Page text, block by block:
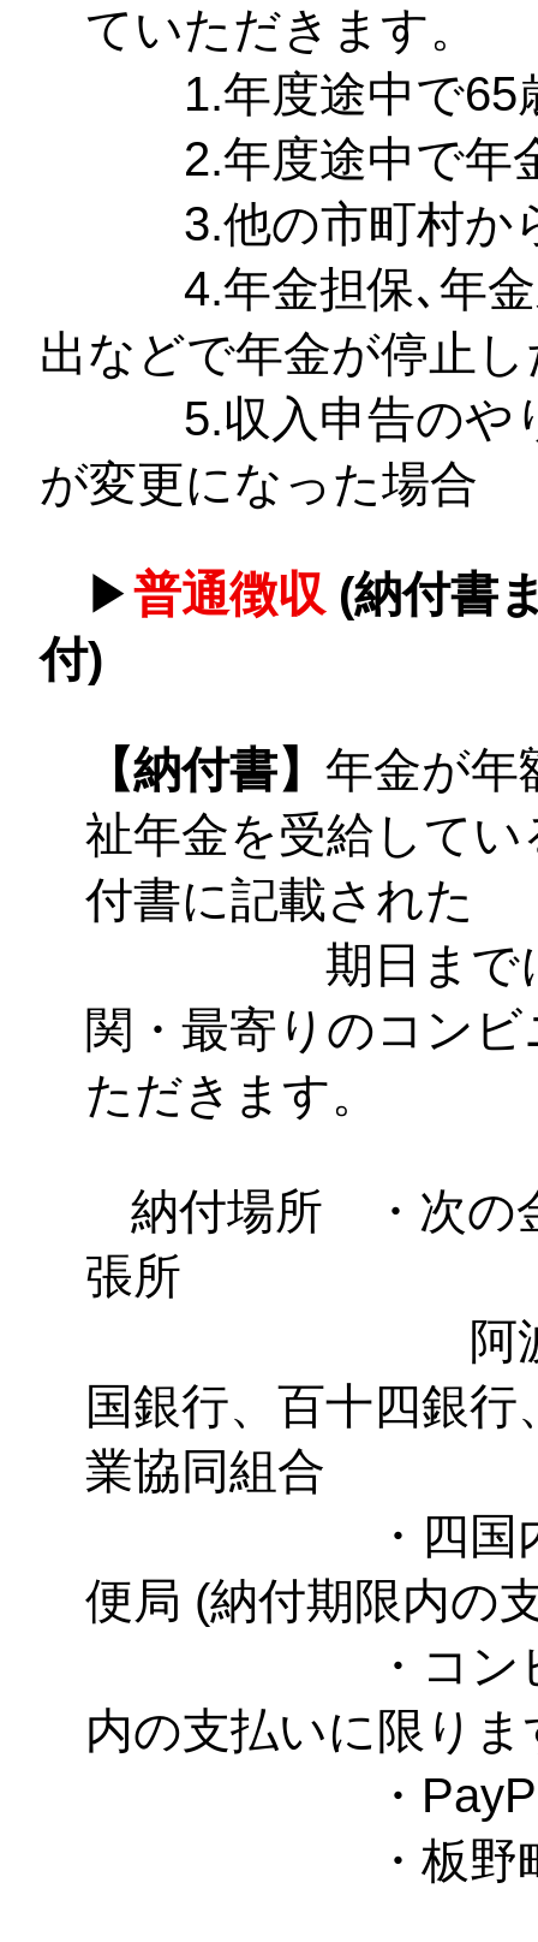
ていただきます。
1.年度途中で65歳
2.年度途中で年金
3.他の市町村から
4.年金担保､年金
出などで年金が停止
5.収入申告のやり
が変更になった
▶普通徴収 (納付書
付)
【納付書】 年金が年
祉年金を受給して
付書に記載された
期日までに､以
関・最寄りのコン
ただきます。
納付場所 ・次の
張所
阿波銀行、
国銀行、百十四銀
業協同組合
・四国内のゆ
便局 (納付期限内の
・コンビニエ
内の支払いに限りま
・PayPay(
・板野町役